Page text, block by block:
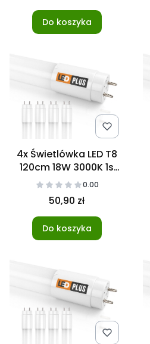
Do koszyka
4x Świetlówka LED T8
120cm 18W 3000K 1s
NANO 0.00
50,90 zł
Do koszyka